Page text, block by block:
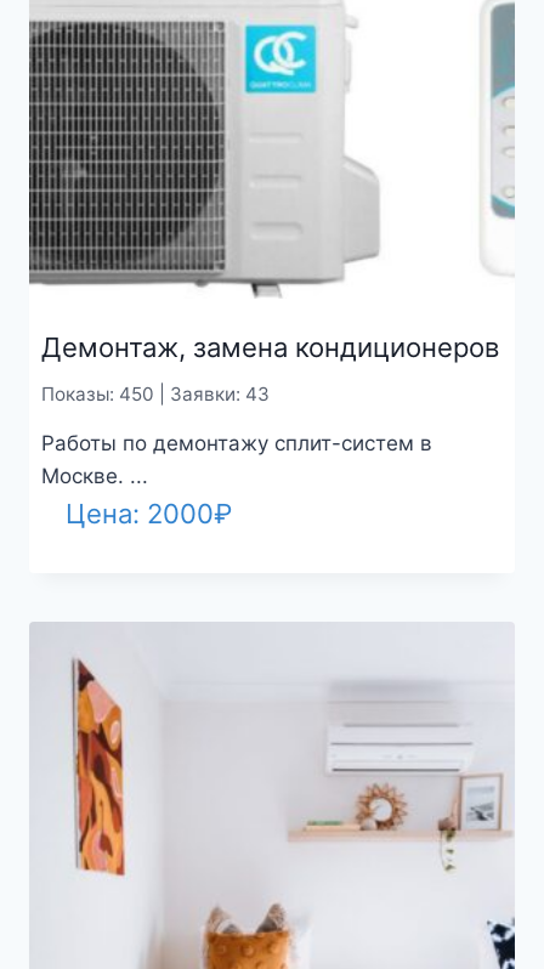
Демонтаж, замена кондиционеров
Показы: 450 | Заявки: 43
Работы по демонтажу сплит-систем в
Москве. ...
Цена: 2000₽